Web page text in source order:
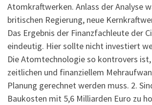
Atomkraftwerken. Anlass der Analyse
britischen Regierung, neue
Das Ergebnis der Finanzfachleute der
eindeutig. Hier sollte nicht investiert
Die Atomtechnologie so kontrovers
zeitlichen und finanziellem
Planung gerechnet werden muss. 2.
Baukosten mit 5,6 Milliarden Euro zu